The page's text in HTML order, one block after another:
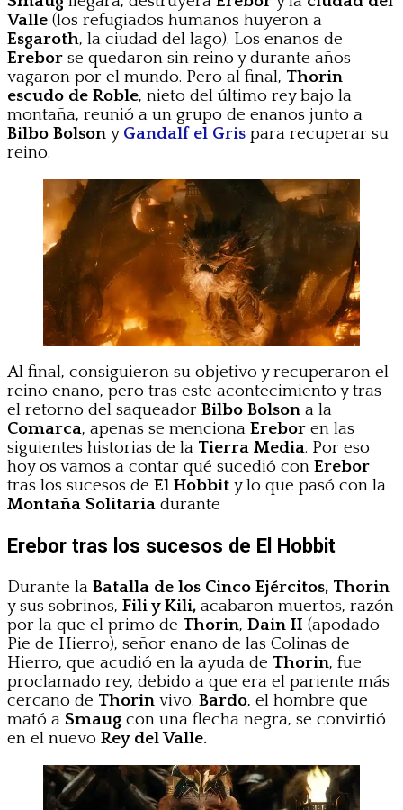
Valle (los refugiados humanos huyeron a
Esgaroth, la ciudad del lago). Los enanos de
Erebor se quedaron sin reino y durante años
vagaron por el mundo. Pero al final, Thorin
escudo de Roble, nieto del último rey bajo la
montaña, reunió a un grupo de enanos junto a
Bilbo Bolson y Gandalf el Gris para recuperar su
reino.
Al final, consiguieron su objetivo y recuperaron el
reino enano, pero tras este acontecimiento y tras
el retorno del saqueador Bilbo Bolson a la
Comarca, apenas se menciona Erebor en las
siguientes historias de la Tierra Media. Por eso
hoy os vamos a contar qué sucedió con Erebor
tras los sucesos de El Hobbit y lo que pasó con la
Montaña Solitaria durante
Erebor tras los sucesos de El Hobbit
Durante la Batalla de los Cinco Ejércitos, Thorin
y sus sobrinos, Fili y Kili, acabaron muertos, razón
por la que el primo de Thorin, Dain II (apodado
Pie de Hierro), señor enano de las Colinas de
Hierro, que acudió en la ayuda de Thorin, fue
proclamado rey, debido a que era el pariente más
cercano de Thorin vivo. Bardo, el hombre que
mató a Smaug con una flecha negra, se convirtió
en el nuevo Rey del Valle.